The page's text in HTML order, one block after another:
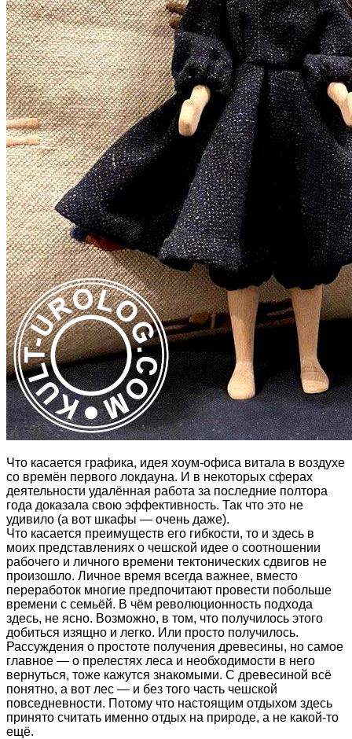
Что касается графика, идея хоум-офиса витала в воздухе
со времён первого локдауна. И в некоторых сферах
деятельности удалённая работа за последние полтора
года доказала свою эффективность. Так что это не
удивило (а вот шкафы — очень даже).
Что касается преимуществ его гибкости, то и здесь в
моих представлениях о чешской идее о соотношении
рабочего и личного времени тектонических сдвигов не
произошло. Личное время всегда важнее, вместо
переработок многие предпочитают провести побольше
времени с семьёй. В чём революционность подхода
здесь, не ясно. Возможно, в том, что получилось этого
добиться изящно и легко. Или просто получилось.
Рассуждения о простоте получения древесины, но самое
главное — о прелестях леса и необходимости в него
вернуться, тоже кажутся знакомыми. С древесиной всё
понятно, а вот лес — и без того часть чешской
повседневности. Потому что настоящим отдыхом здесь
принято считать именно отдых на природе, а не какой-то
ещё.